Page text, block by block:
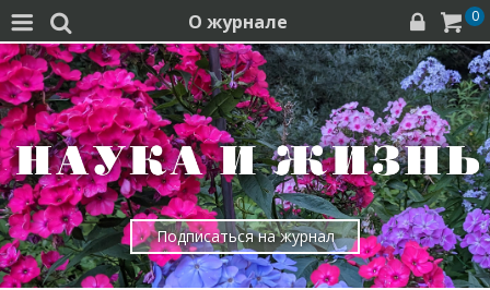
  О журнале   0
Подписаться на журнал